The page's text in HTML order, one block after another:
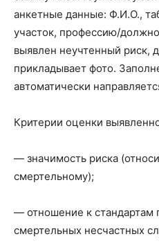
анкетные данные: Ф.И.О.,
участок, профессию/
выявлен неучтенный риск,
прикладывает фото.
автоматически
Критерии оценки
— значимость риска
смертельному);
— отношение к стандартам
смертельных несчастных